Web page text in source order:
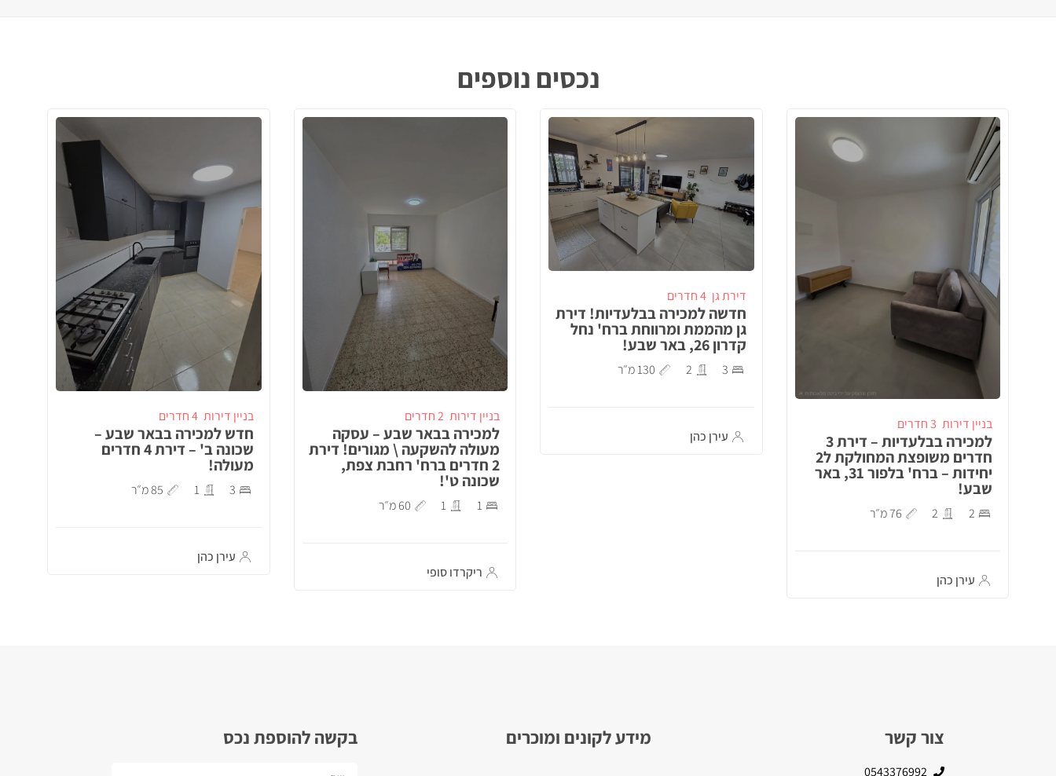
נכסים נוספים
בניין דירות 3 חדרים
למכירה בבלעדיות – דירת 3
חדרים משופצת המחולקת ל2
יחידות – ברח' בלפור 31, באר
שבע!
2
2 76 מ״ר
עירן כהן
דירת גן 4 חדרים
חדשה למכירה בבלעדיות! דירת
גן מהממת ומרווחת ברח' נחל
קדרון 26, באר שבע!
3
2 130 מ״ר
עירן כהן
בניין דירות 2 חדרים
למכירה בבאר שבע – עסקה
מעולה להשקעה \ מגורים! דירת
2 חדרים ברח' רחבת צפת,
שכונה ט'!
1
1 60 מ״ר
ריקרדו סופי
בניין דירות 4 חדרים
חדש למכירה בבאר שבע –
שכונה ב' – דירת 4 חדרים
מעולה!
3
1 85 מ״ר
עירן כהן
צור קשר
0543376992
מידע לקונים ומוכרים בקשה להוספת נכס